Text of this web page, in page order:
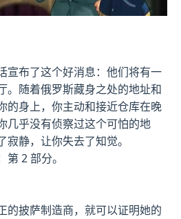
宣布了这个好消息：他们将有一
。随着俄罗斯藏身之处的地址和
的身上，你主动和接近仓库在晚
几乎没有侦察过这个可怕的地
静，让你失去了知觉。
2 部分。
的披萨制造商，就可以证明她的